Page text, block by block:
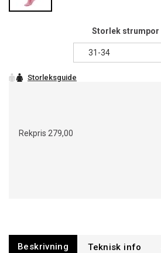
Storlek strumpor
31-34
Rekpris 279,00
Beskrivning